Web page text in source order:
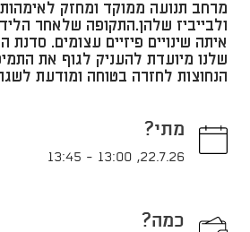
​מרחב תנועה ממוקד ומחזק לאימהות
ולבייביז שלהן. ​התקופה שלאחר
איתה שינויים פיזיים עצומים. סדנת
שלנו מיועדת להעניק לגוף את
הנחוצות לחזרה בטוחה ומודעת
מתי?
22.7.26
,
13:00
-
13:45
כמה?